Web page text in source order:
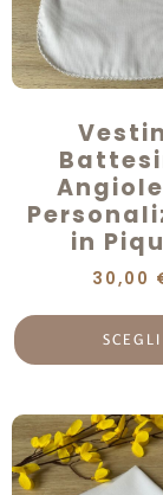
in
30,00
SCEGLI